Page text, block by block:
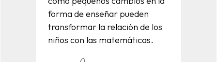
forma de enseñar pueden
transformar la relación de los
niños con las matemáticas.